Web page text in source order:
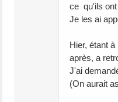
ce qu'ils ont
Je les ai
Hier, étant
après, a
J'ai
(On aurait